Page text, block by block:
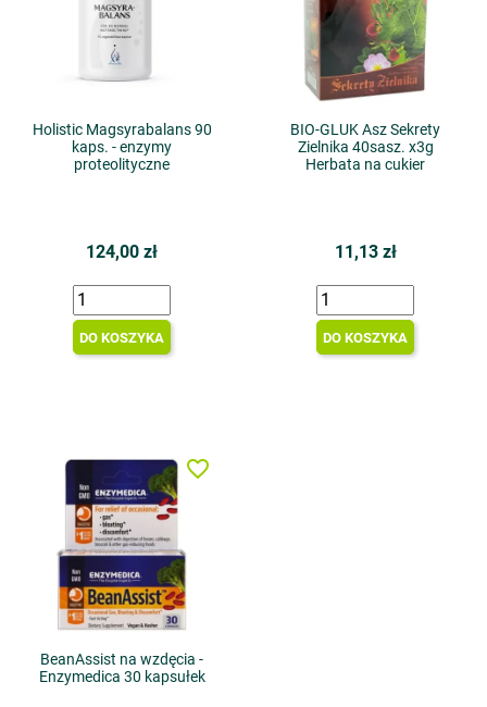
Holistic Magsyrabalans 90
kaps. - enzymy
proteolityczne
124,00 zł
DO KOSZYKA
BIO-GLUK Asz Sekrety
Zielnika 40sasz. x3g
Herbata na cukier
11,13 zł
DO KOSZYKA
BeanAssist na wzdęcia -
Enzymedica 30 kapsułek
favorite_border